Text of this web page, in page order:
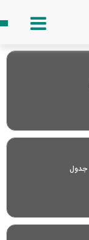
جدول